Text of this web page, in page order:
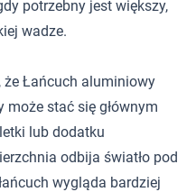
potrzebny jest większy,
wadze.
że Łańcuch aluminiowy
może stać się głównym
lub dodatku
odbija światło pod
wygląda bardziej